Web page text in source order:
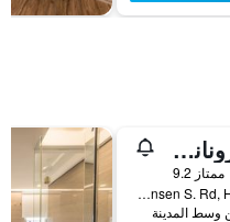
هوتل ريزونانس تايبي، تابيستري كوليكشن باي هيلتون
ممتاز 9.2
No. 7 Linsen S. Rd, Happy Village, مدينة تايبيه, تايوان